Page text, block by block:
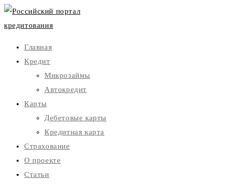
Главная
Кредит
Микрозаймы
Автокредит
Карты
Дебетовые карты
Кредитная карта
Страхование
О проекте
Статьи